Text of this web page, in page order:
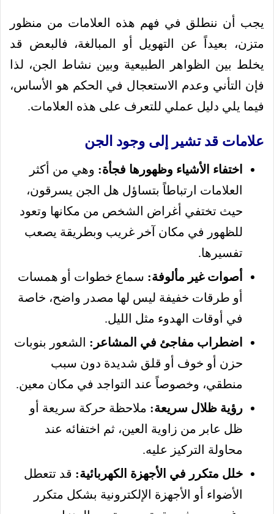
يجب أن ننطلق في فهم هذه العلامات من منظور
متزن، بعيداً عن التهويل أو المبالغة، فالبعض قد
يخلط بين الظواهر الطبيعية وبين نشاط الجن، لذا
فإن التأني وعدم الاستعجال في الحكم هو الأساس،
فيما يلي دليل عملي للتعرف على هذه العلامات.
علامات قد تشير إلى وجود الجن
اختفاء الأشياء وظهورها فجأة: وهي من أكثر
العلامات ارتباطاً بتساؤل هل الجن يسرقون،
حيث تختفي أغراض الشخص من مكانها وتعود
للظهور في مكان آخر غريب وبطريقة يصعب
تفسيرها.
أصوات غير مألوفة: سماع خطوات أو همسات
أو طرقات خفيفة ليس لها مصدر واضح، خاصة
في أوقات الهدوء مثل الليل.
اضطراب مفاجئ في المشاعر: الشعور بنوبات
حزن أو خوف أو قلق شديدة دون سبب
منطقي، وخصوصاً عند التواجد في مكان معين.
رؤية ظلال سريعة: ملاحظة حركة سريعة أو
ظل عابر من زاوية العين، ثم اختفائه عند
محاولة التركيز عليه.
خلل متكرر في الأجهزة الكهربائية: قد تتعطل
الأضواء أو الأجهزة الإلكترونية بشكل متكرر